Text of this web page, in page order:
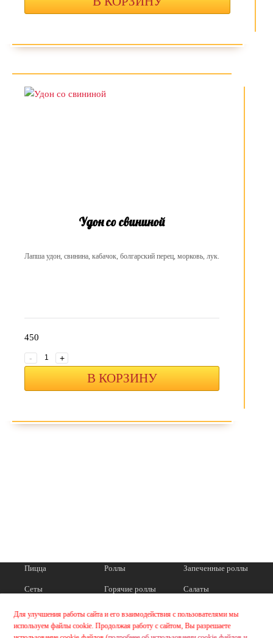
Удон со свининой
Лапша удон, свинина, кабачок, болгарский перец, морковь, лук.
450
- +
В КОРЗИНУ
Пицца Роллы Запеченные роллы
Сеты Горячие роллы Салаты
Горячие блюда
Для улучшения работы сайта и его взаимодействия с пользователями мы
используем файлы cookie. Продолжая работу с сайтом, Вы разрешаете